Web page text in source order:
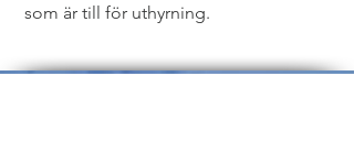
som är till för uthyrning.